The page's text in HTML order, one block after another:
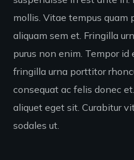
mollis. Vitae tempus quam
aliquam sem et. Fringilla
purus non enim. Tempor id
fringilla urna porttitor
consequat ac felis donec
aliquet eget sit. Curabitur
sodales ut.